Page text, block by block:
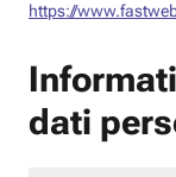
https://
dati